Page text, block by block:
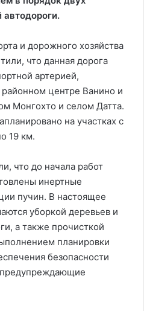
автодороги.
и дорожного хозяйства
что данная дорога
артерией,
районном центре Ванино и
Монгохто и селом Датта.
на участках с
19 км.
что до начала работ
инертные
пучин. В настоящее
уборкой деревьев и
а также прочисткой
планировки
безопасности